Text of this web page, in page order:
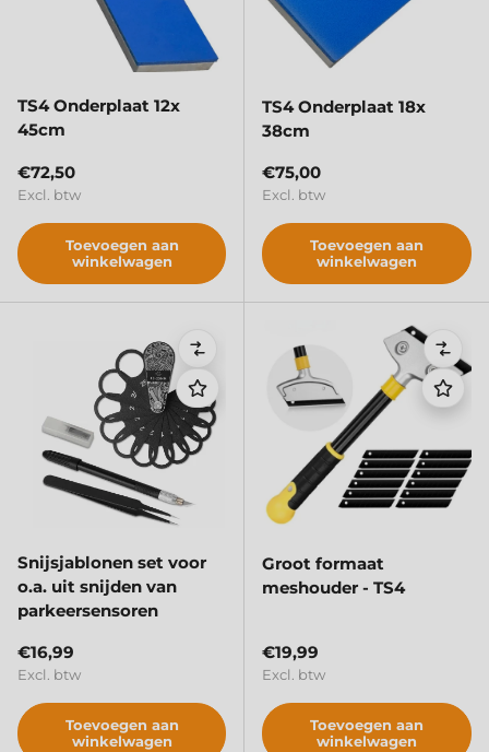
TS4 Onderplaat 12x
45cm
Reguliere prijs
€72,50
Excl. btw
Toevoegen aan
winkelwagen
TS4 Onderplaat 18x
38cm
Reguliere prijs
€75,00
Excl. btw
Toevoegen aan
winkelwagen
Vergelijken
Snijsjablonen set voor
o.a. uit snijden van
parkeersensoren
Reguliere prijs
€16,99
Excl. btw
Toevoegen aan
winkelwagen
Groot formaat
meshouder - TS4
Reguliere prijs
€19,99
Excl. btw
Toevoegen aan
winkelwagen